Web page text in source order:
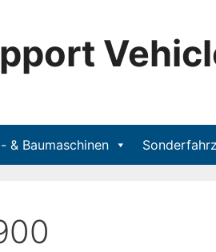
& Baumaschinen